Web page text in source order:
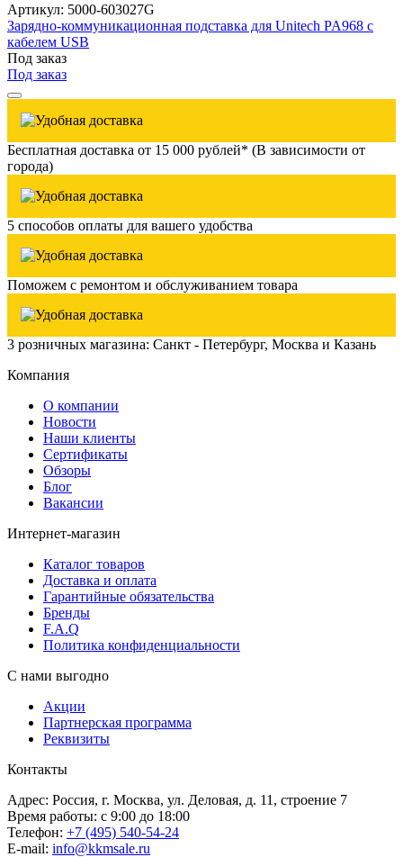
Артикул: 5000-603027G
Зарядно-коммуникационная подставка для Unitech PA968 с
кабелем USB
Под заказ
Под заказ
Бесплатная доставка от 15 000 рублей* (В зависимости от
города)
5 способов оплаты для вашего удобства
Поможем с ремонтом и обслуживанием товара
3 розничных магазина: Санкт - Петербург, Москва и Казань
Компания
О компании
Новости
Наши клиенты
Сертификаты
Обзоры
Блог
Вакансии
Интернет-магазин
Каталог товаров
Доставка и оплата
Гарантийные обязательства
Бренды
F.A.Q
Политика конфиденциальности
С нами выгодно
Акции
Партнерская программа
Реквизиты
Контакты
Адрес: Россия, г. Москва, ул. Деловая, д. 11, строение 7
Время работы: с 9:00 до 18:00
Телефон: +7 (495) 540-54-24
E-mail: info@kkmsale.ru